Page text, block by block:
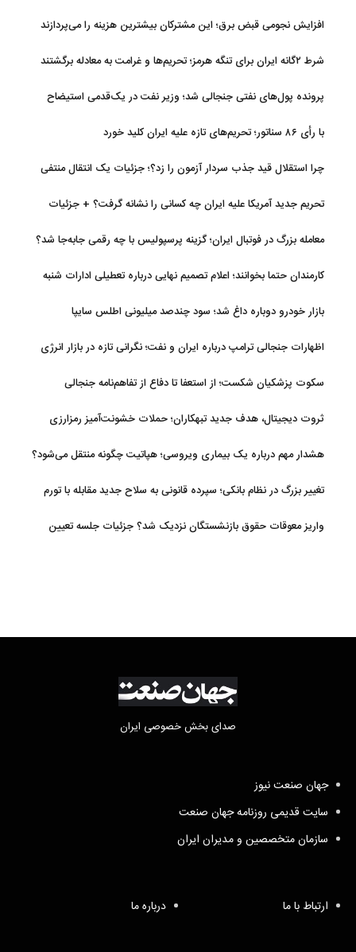
افزایش نجومی قبض برق؛ این مشترکان بیشترین هزینه را می‌پردازند
شرط ۲گانه ایران برای تنگه هرمز؛ تحریم‌ها و غرامت به معادله برگشتند
پرونده پول‌های نفتی جنجالی شد؛ وزیر نفت در یک‌قدمی استیضاح
با رأی ۸۶ سناتور؛ تحریم‌های تازه علیه ایران کلید خورد
چرا استقلال قید جذب سردار آزمون را زد؟؛ جزئیات یک انتقال منتفی
تحریم جدید آمریکا علیه ایران چه کسانی را نشانه گرفت؟ + جزئیات
معامله بزرگ در فوتبال ایران؛ گزینه پرسپولیس با چه رقمی جابه‌جا شد؟
کارمندان حتما بخوانند؛ اعلام تصمیم نهایی درباره تعطیلی ادارات شنبه
بازار خودرو دوباره داغ شد؛ سود چندصد میلیونی اطلس سایپا
اظهارات جنجالی ترامپ درباره ایران و نفت؛ نگرانی تازه در بازار انرژی
سکوت پزشکیان شکست؛ از استعفا تا دفاع از تفاهم‌نامه جنجالی
ثروت دیجیتال، هدف جدید تبهکاران؛ حملات خشونت‌آمیز رمزارزی
هشدار مهم درباره یک بیماری ویروسی؛ هپاتیت چگونه منتقل می‌شود؟
تغییر بزرگ در نظام بانکی؛ سپرده قانونی به سلاح جدید مقابله با تورم
واریز معوقات حقوق بازنشستگان نزدیک شد؟ جزئیات جلسه تعیین
صدای بخش خصوصی ایران
جهان صنعت نیوز
سایت قدیمی روزنامه جهان صنعت
سازمان متخصصین و مدیران ایران
ارتباط با ما درباره ما